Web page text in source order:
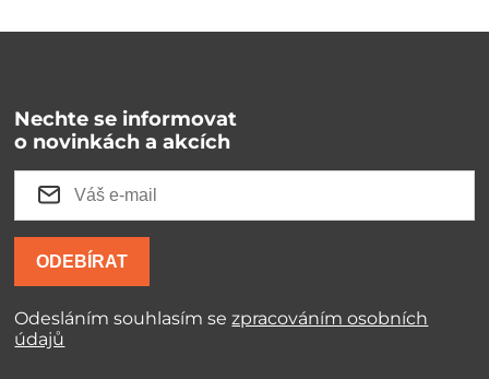
Nechte se informovat
o novinkách a akcích
ODEBÍRAT
Odesláním souhlasím sezpracováním osobních
údajů